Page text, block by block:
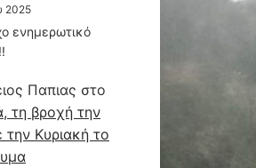
2025
ενημερωτικό
Παπιας στο
τη βροχή την
την Κυριακή το